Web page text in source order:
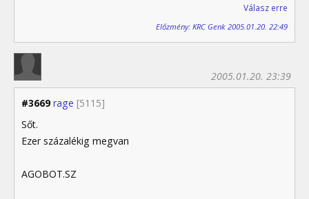
Válasz erre
Előzmény: KRC Genk 2005.01.20. 22:49
#3669 rage [5115]
2005.01.20. 23:39
Sőt.
Ezer százalékig megvan
AGOBOT.SZ